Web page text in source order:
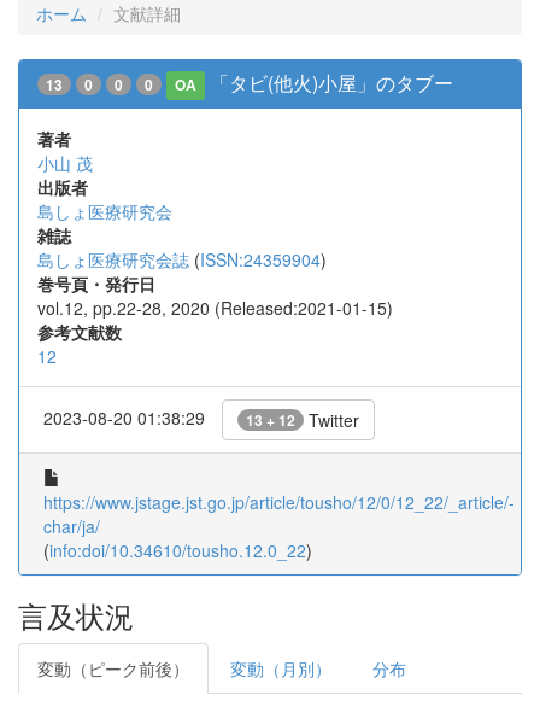
ホーム 文献詳細
13 0 0 0 OA 「タビ(他火)小屋」のタブー
著者
小山 茂
出版者
島しょ医療研究会
雑誌
島しょ医療研究会誌 (ISSN:24359904)
巻号頁・発行日
vol.12, pp.22-28, 2020 (Released:2021-01-15)
参考文献数
12
2023-08-20 01:38:29 13 + 12 Twitter
https://www.jstage.jst.go.jp/article/tousho/12/0/12_22/_article/-
char/ja/
(info:doi/10.34610/tousho.12.0_22)
言及状況
変動（ピーク前後） 変動（月別） 分布